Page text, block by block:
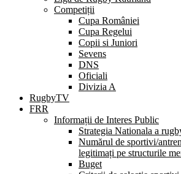
Competiții
Cupa României
Cupa Regelui
Copii si Juniori
Sevens
DNS
Oficiali
Divizia A
RugbyTV
FRR
Informații de Interes Public
Strategia Nationala a
Numărul de sportivi/
legitimați pe structurile
Buget